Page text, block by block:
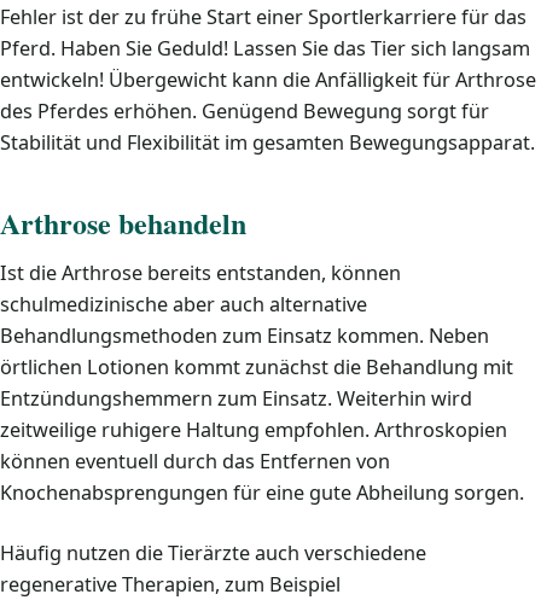
Fehler ist der zu frühe Start einer Sportlerkarriere für das
Pferd. Haben Sie Geduld! Lassen Sie das Tier sich langsam
entwickeln! Übergewicht kann die Anfälligkeit für Arthrose
des Pferdes erhöhen. Genügend Bewegung sorgt für
Stabilität und Flexibilität im gesamten Bewegungsapparat.
Arthrose behandeln
Ist die Arthrose bereits entstanden, können
schulmedizinische aber auch alternative
Behandlungsmethoden zum Einsatz kommen. Neben
örtlichen Lotionen kommt zunächst die Behandlung mit
Entzündungshemmern zum Einsatz. Weiterhin wird
zeitweilige ruhigere Haltung empfohlen. Arthroskopien
können eventuell durch das Entfernen von
Knochenabsprengungen für eine gute Abheilung sorgen.
Häufig nutzen die Tierärzte auch verschiedene
regenerative Therapien, zum Beispiel